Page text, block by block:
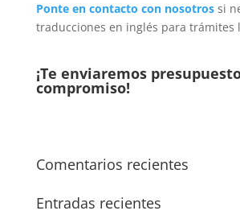
Ponte en contacto con nosotros si
traducciones en inglés para trámites
¡Te enviaremos
compromiso!
Comentarios recientes
Entradas recientes